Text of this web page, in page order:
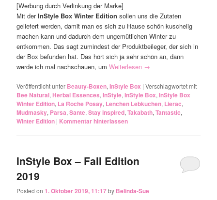
[Werbung durch Verlinkung der Marke]
Mit derInStyle Box Winter Edition sollen uns die Zutaten
geliefert werden, damit man es sich zu Hause schön kuschelig
machen kann und dadurch dem ungemütlichen Winter zu
entkommen. Das sagt zumindest der Produktbeileger, der sich in
der Box befunden hat. Das hört sich ja sehr schön an, dann
werde ich mal nachschauen, umWeiterlesen →
Veröffentlicht unter Beauty-Boxen,InStyle Box |Verschlagwortet mit
Bee Natural,Herbal Essences,InStyle,InStyle Box,InStyle Box
Winter Edition, La Roche Posay, Lenchen Lebkuchen, Lierac,
Mudmasky, Parsa,Sante,Stay inspired,Takabath,Tantastic,
Winter Edition | Kommentar hinterlassen
InStyle Box – Fall Edition
2019
Posted on1. Oktober 2019, 11:17by Belinda-Sue